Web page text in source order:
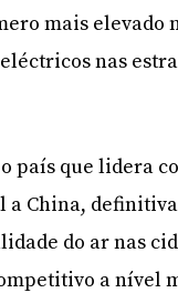
mais elevado
nas
país que lidera
China,
do ar nas
a nível